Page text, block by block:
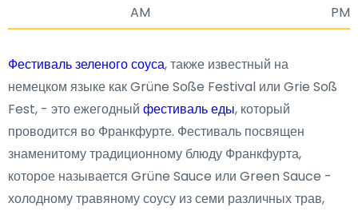
AM
PM
Фестиваль зеленого соуса, также известный на
немецком языке как Grüne Soße Festival или Grie Soß
Fest, - это ежегодный фестиваль еды, который
проводится во Франкфурте. Фестиваль посвящен
знаменитому традиционному блюду Франкфурта,
которое называется Grüne Sauce или Green Sauce -
холодному травяному соусу из семи различных трав,